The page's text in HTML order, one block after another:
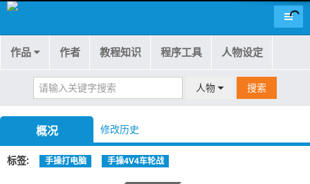
导航
作品 作者 教程知识 程序工具 人物设定
人物 搜索
概况 修改历史
标签 手操打电脑 手操4V4车轮战